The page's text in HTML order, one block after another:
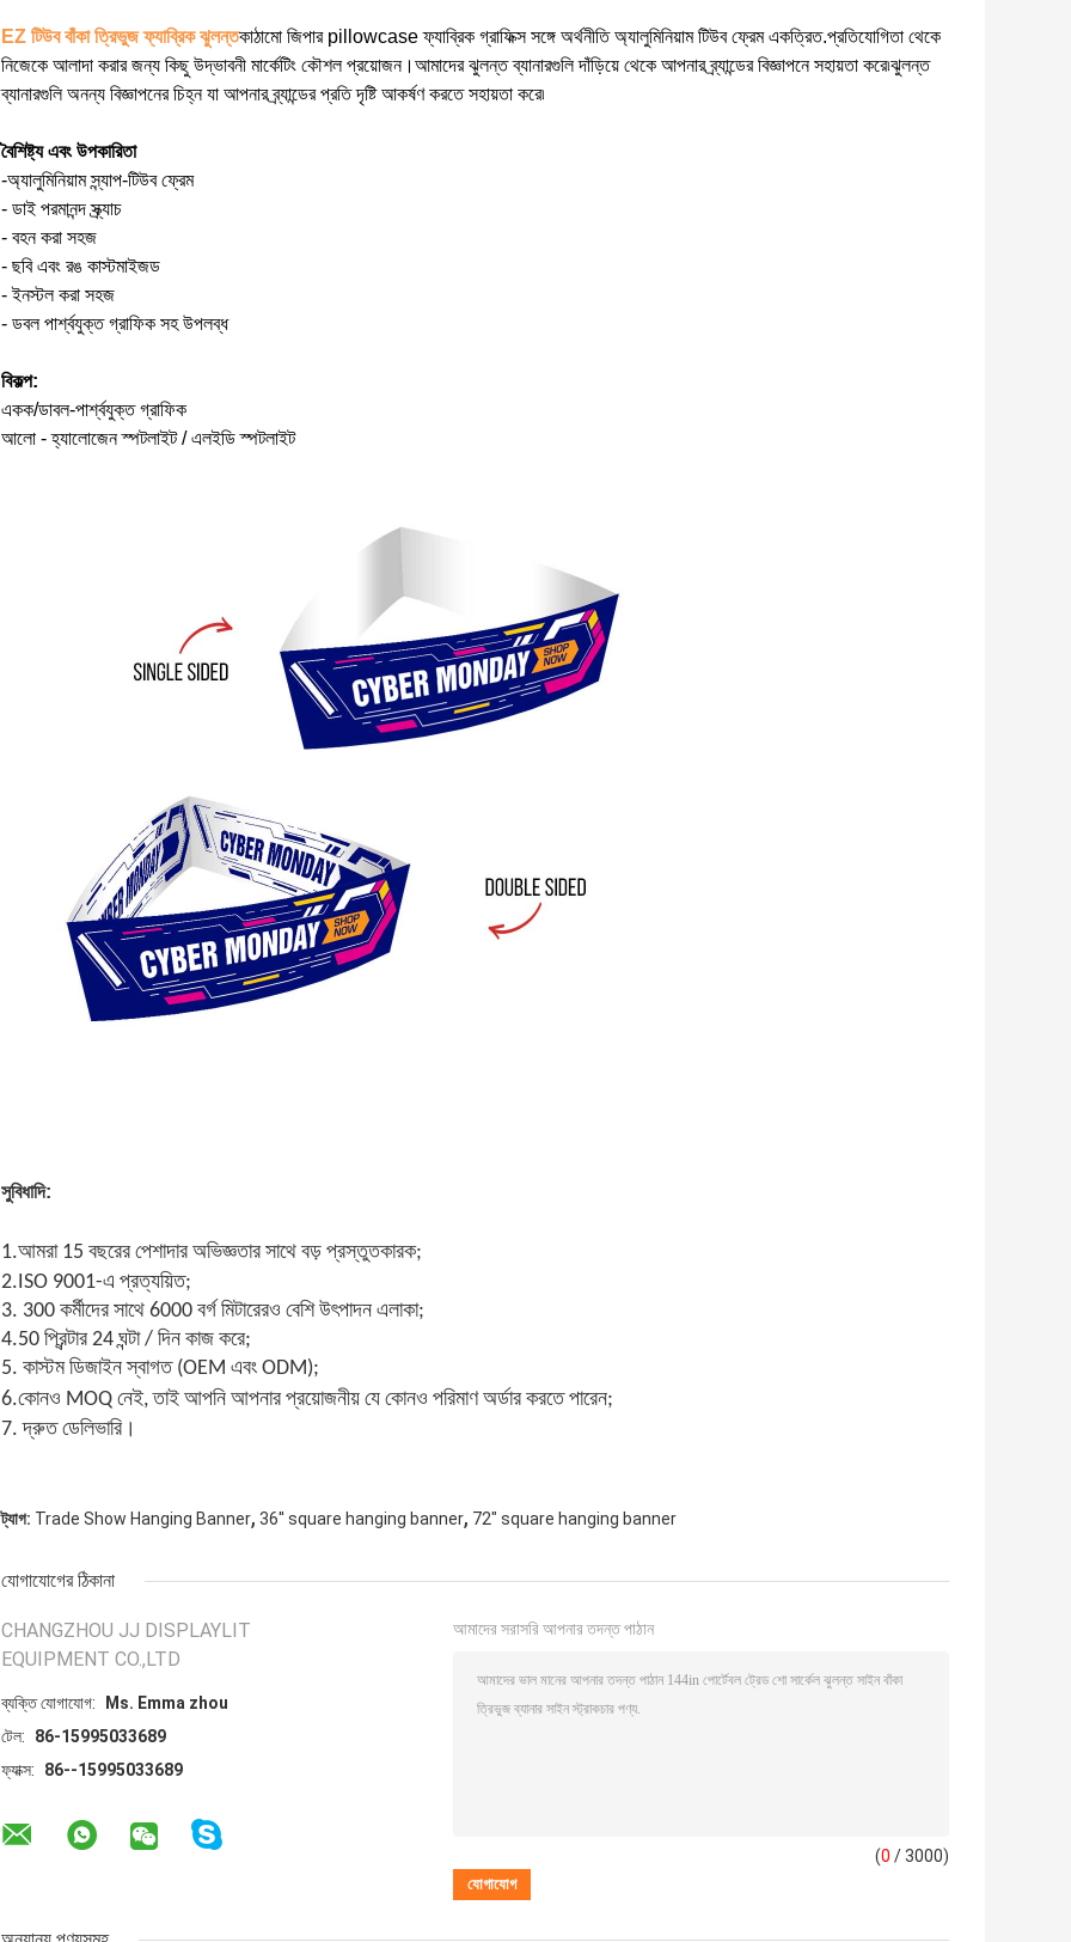
EZ টিউব বাঁকা ত্রিভুজ ফ্যাব্রিক ঝুলন্তকাঠামো জিপার pillowcase ফ্যাব্রিক গ্রাফিক্স সঙ্গে অর্থনীতি অ্যালুমিনিয়াম টিউব ফ্রেম একত্রিত.প্রতিযোগিতা থেকে
নিজেকে আলাদা করার জন্য কিছু উদ্ভাবনী মার্কেটিং কৌশল প্রয়োজন।আমাদের ঝুলন্ত ব্যানারগুলি দাঁড়িয়ে থেকে আপনার ব্র্যান্ডের বিজ্ঞাপনে সহায়তা করে৷ঝুলন্ত
ব্যানারগুলি অনন্য বিজ্ঞাপনের চিহ্ন যা আপনার ব্র্যান্ডের প্রতি দৃষ্টি আকর্ষণ করতে সহায়তা করে৷
বৈশিষ্ট্য এবং উপকারিতা
-অ্যালুমিনিয়াম স্ন্যাপ-টিউব ফ্রেম
- ডাই পরমানন্দ স্ক্র্যাচ
- বহন করা সহজ
- ছবি এবং রঙ কাস্টমাইজড
- ইনস্টল করা সহজ
- ডবল পার্শ্বযুক্ত গ্রাফিক সহ উপলব্ধ
বিকল্প:
একক/ডাবল-পার্শ্বযুক্ত গ্রাফিক
আলো - হ্যালোজেন স্পটলাইট / এলইডি স্পটলাইট
সুবিধাদি:
1.আমরা 15 বছরের পেশাদার অভিজ্ঞতার সাথে বড় প্রস্তুতকারক;
2.ISO 9001-এ প্রত্যয়িত;
3. 300 কর্মীদের সাথে 6000 বর্গ মিটারেরও বেশি উৎপাদন এলাকা;
4.50 প্রিন্টার 24 ঘন্টা / দিন কাজ করে;
5. কাস্টম ডিজাইন স্বাগত (OEM এবং ODM);
6.কোনও MOQ নেই, তাই আপনি আপনার প্রয়োজনীয় যে কোনও পরিমাণ অর্ডার করতে পারেন;
7. দ্রুত ডেলিভারি।
ট্যাগ: Trade Show Hanging Banner, 36'' square hanging banner, 72" square hanging banner
যোগাযোগের ঠিকানা
CHANGZHOU JJ DISPLAYLIT
EQUIPMENT CO.,LTD
ব্যক্তি যোগাযোগ:
Ms. Emma zhou
টেল:
86-15995033689
ফ্যাক্স:
86--15995033689
আমাদের সরাসরি আপনার তদন্ত পাঠান
(0 / 3000)